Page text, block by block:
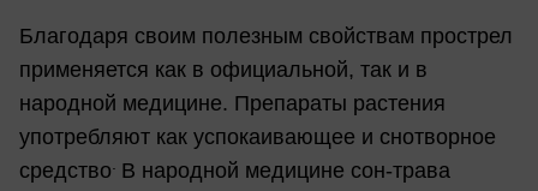
Благодаря своим полезным свойствам прострел
применяется как в официальной, так и в
народной медицине. Препараты растения
употребляют как успокаивающее и снотворное
средство. В народной медицине сон-трава